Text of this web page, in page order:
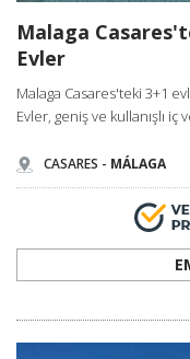
Malaga
Evler
Malaga Casares'teki 3+1
Evler, geniş ve kullanışlı iç
CASARES - MÁLAGA